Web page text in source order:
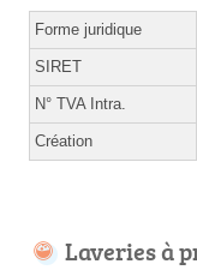
Forme juridique
SIRET
N° TVA Intra.
Création
Laveries à